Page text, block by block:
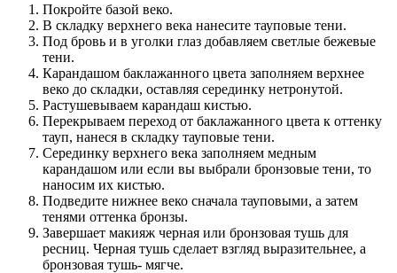
Покройте базой веко.
В складку верхнего века нанесите тауповые тени.
Под бровь и в уголки глаз добавляем светлые бежевые
тени.
Карандашом баклажанного цвета заполняем верхнее
веко до складки, оставляя серединку нетронутой.
Растушевываем карандаш кистью.
Перекрываем переход от баклажанного цвета к оттенку
тауп, нанеся в складку тауповые тени.
Серединку верхнего века заполняем медным
карандашом или если вы выбрали бронзовые тени, то
наносим их кистью.
Подведите нижнее веко сначала тауповыми, а затем
тенями оттенка бронзы.
Завершает макияж черная или бронзовая тушь для
ресниц. Черная тушь сделает взгляд выразительнее, а
бронзовая тушь- мягче.